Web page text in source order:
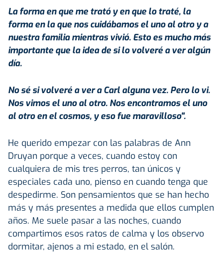
La forma en que me trató y en que lo traté, la
forma en la que nos cuidábamos el uno al otro y a
nuestra familia mientras vivió. Esto es mucho más
importante que la idea de si lo volveré a ver algún
día.
No sé si volveré a ver a Carl alguna vez. Pero lo vi.
Nos vimos el uno al otro. Nos encontramos el uno
al otro en el cosmos, y eso fue maravilloso".
He querido empezar con las palabras de Ann
Druyan porque a veces, cuando estoy con
cualquiera de mis tres perros, tan únicos y
especiales cada uno, pienso en cuando tenga que
despedirme. Son pensamientos que se han hecho
más y más presentes a medida que ellos cumplen
años. Me suele pasar a las noches, cuando
compartimos esos ratos de calma y los observo
dormitar, ajenos a mi estado, en el salón.